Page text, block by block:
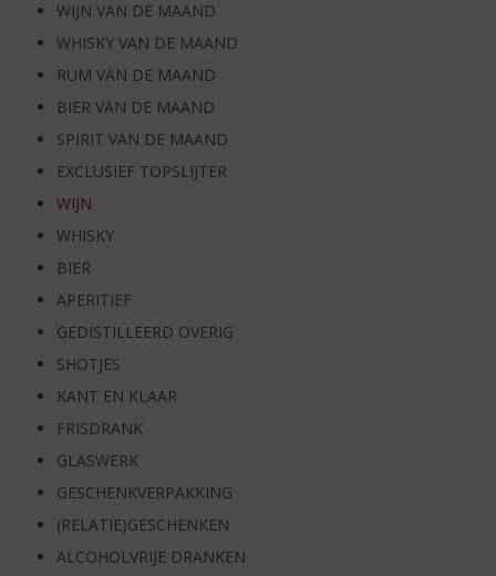
WIJN VAN DE MAAND
WHISKY VAN DE MAAND
RUM VAN DE MAAND
BIER VAN DE MAAND
SPIRIT VAN DE MAAND
EXCLUSIEF TOPSLIJTER
WIJN
WHISKY
BIER
APERITIEF
GEDISTILLEERD OVERIG
SHOTJES
KANT EN KLAAR
FRISDRANK
GLASWERK
GESCHENKVERPAKKING
(RELATIE)GESCHENKEN
ALCOHOLVRIJE DRANKEN